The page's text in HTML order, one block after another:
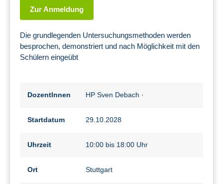
Zur Anmeldung
Die grundlegenden Untersuchungsmethoden werden
besprochen, demonstriert und nach Möglichkeit mit den
Schülern eingeübt
DozentInnen HP Sven Debach ·
Startdatum 29.10.2028
Uhrzeit 10:00 bis 18:00 Uhr
Ort Stuttgart